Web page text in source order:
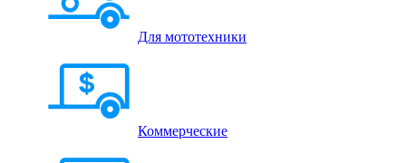
Для мототехники
Коммерческие